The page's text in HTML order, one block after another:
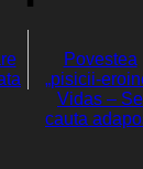
Povestea
„pisicii-
Vidas – Se
cauta